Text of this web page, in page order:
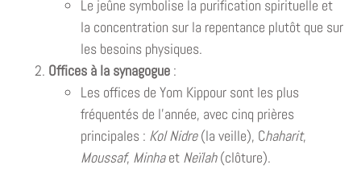
Le jeûne symbolise la purification spirituelle et
la concentration sur la repentance plutôt que sur
les besoins physiques.
Offices à la synagogue :
Les offices de Yom Kippour sont les plus
fréquentés de l’année, avec cinq prières
principales : Kol Nidre(la veille), Chaharit,
Moussaf, Minhaet Neïlah(clôture).